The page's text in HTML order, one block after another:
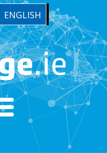
ENGLISH